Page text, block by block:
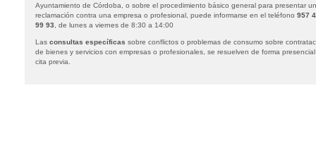
Ayuntamiento de Córdoba, o sobre el procedimiento básico general para presentar
reclamación contra una empresa o profesional, puede informarse en el teléfono 957
99 93 , de lunes a viernes de 8:30 a 14:00
Las consultas específicas sobre conflictos o problemas de consumo sobre
de bienes y servicios con empresas o profesionales, se resuelven de forma
cita previa.